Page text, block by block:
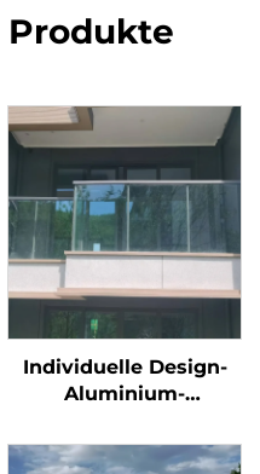
Individuelle Design-
Aluminium-
Laserschnitt,